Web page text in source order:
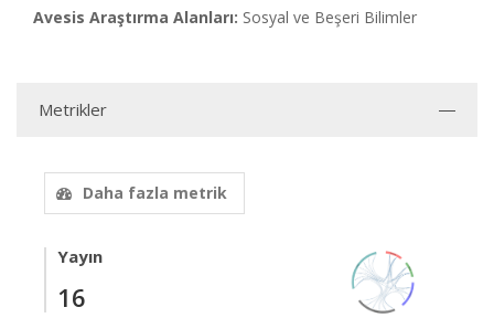
Avesis Araştırma Alanları: Sosyal ve Beşeri Bilimler
Metrikler
Daha fazla metrik
Yayın
16